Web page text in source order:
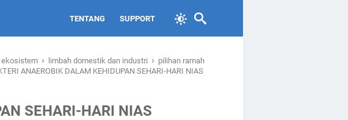
TENTANG SUPPORT
ekosistem › limbah domestik dan industri › pilihan ramah
ANAEROBIK DALAM KEHIDUPAN SEHARI-HARI NIAS
SEHARI-HARI NIAS